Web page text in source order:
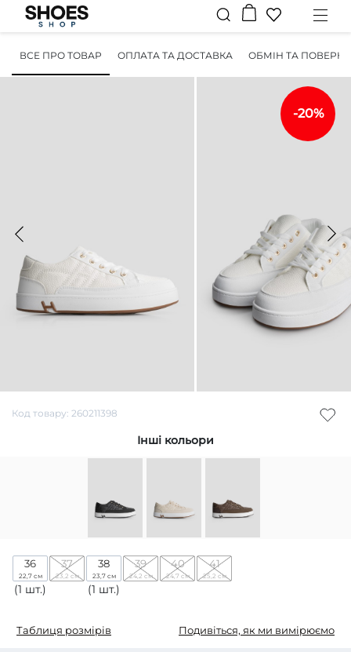
ВСЕ ПРО ТОВАР ОПЛАТА ТА ДОСТАВКА ОБМІН ТА
-20%
Код товару: 260211398
Інші кольори
36
22,7 см
(1 шт.)
37
23,2 см
38
23,7 см
(1 шт.)
39
24,2 см
40
24,7 см
41
25,2 см
Таблиця розмірів Подивіться, як ми вимірюємо